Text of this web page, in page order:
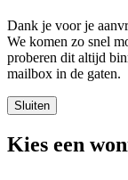
Dank je voor je
We komen zo snel
proberen dit altijd
mailbox in de gaten.
Sluiten
Kies een